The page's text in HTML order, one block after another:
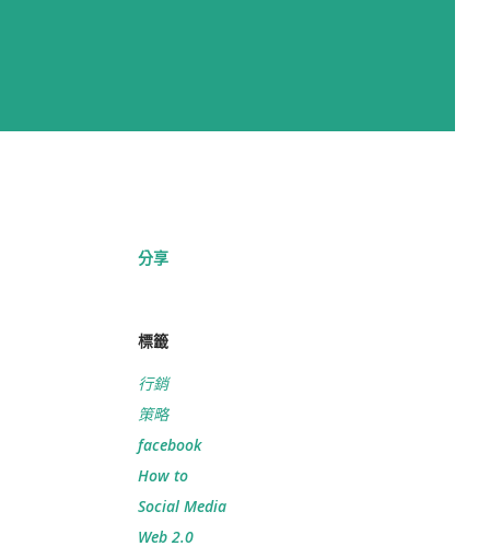
分享
標籤
行銷
策略
facebook
How to
Social Media
Web 2.0